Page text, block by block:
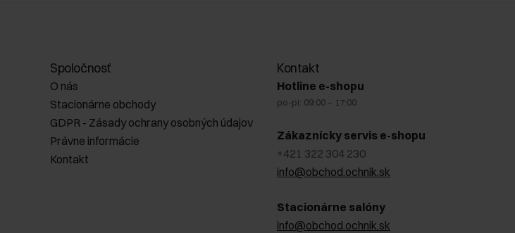
Spoločnosť
O nás
Stacionárne obchody
GDPR - Zásady ochrany osobných údajov
Právne informácie
Kontakt
Kontakt
Hotline e-shopu
po-pi: 09:00 – 17:00
Zákaznícky servis e-shopu
+421 322 304 230
info@obchod.ochnik.sk
Stacionárne salóny
info@obchod.ochnik.sk